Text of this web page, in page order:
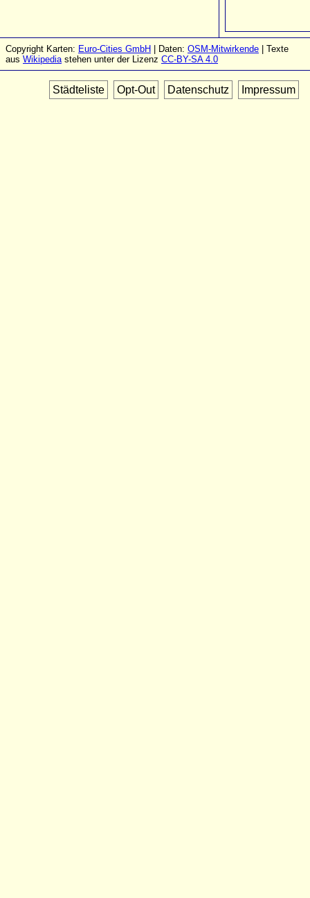
Copyright Karten: Euro-Cities GmbH | Daten: OSM-Mitwirkende | Texte
aus Wikipediastehen unter der Lizenz CC-BY-SA 4.0
Städteliste Opt-Out Datenschutz Impressum